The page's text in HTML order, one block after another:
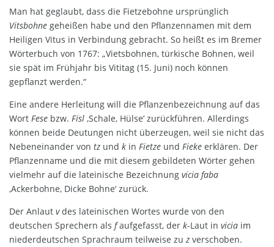
Man hat geglaubt, dass die Fietzebohne ursprünglich
Vitsbohne geheißen habe und den Pflanzennamen mit dem
Heiligen Vitus in Verbindung gebracht. So heißt es im Bremer
Wörterbuch von 1767: „Vietsbohnen, türkische Bohnen, weil
sie spät im Frühjahr bis Vititag (15. Juni) noch können
gepflanzt werden.“
Eine andere Herleitung will die Pflanzenbezeichnung auf das
Wort Fese bzw. Fisl ‚Schale, Hülse‘ zurückführen. Allerdings
können beide Deutungen nicht überzeugen, weil sie nicht das
Nebeneinander von tz und k in Fietze und Fieke erklären. Der
Pflanzenname und die mit diesem gebildeten Wörter gehen
vielmehr auf die lateinische Bezeichnung vicia faba
‚Ackerbohne, Dicke Bohne‘ zurück.
Der Anlaut vdes lateinischen Wortes wurde von den
deutschen Sprechern als faufgefasst, der k-Laut in vicia im
niederdeutschen Sprachraum teilweise zu z verschoben.